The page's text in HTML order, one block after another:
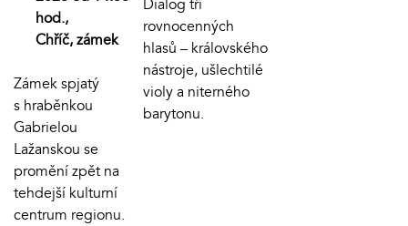
hod.,
Chříč, zámek
Zámek spjatý
s hraběnkou
Gabrielou
Lažanskou se
promění zpět na
tehdejší kulturní
centrum regionu.
Dialog tří
rovnocenných
hlasů – královského
nástroje, ušlechtilé
violy a niterného
barytonu.